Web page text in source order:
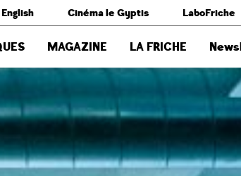
Cinéma le Gyptis LaboFriche
MAGAZINE LA FRICHE